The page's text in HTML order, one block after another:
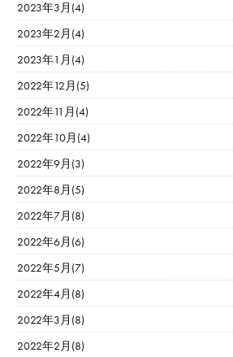
2023年3月(4)
2023年2月(4)
2023年1月(4)
2022年12月(5)
2022年11月(4)
2022年10月(4)
2022年9月(3)
2022年8月(5)
2022年7月(8)
2022年6月(6)
2022年5月(7)
2022年4月(8)
2022年3月(8)
2022年2月(8)